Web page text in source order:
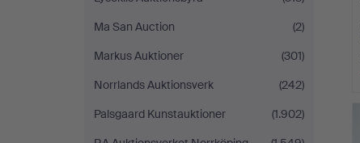
Ma San Auction
(2)
Markus Auktioner
(301)
Norrlands Auktionsverk
(242)
Palsgaard Kunstauktioner
(1.902)